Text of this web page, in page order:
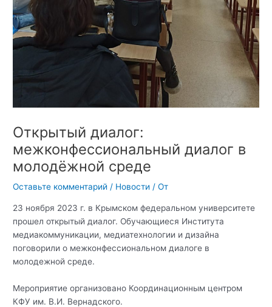
Открытый диалог:
межконфессиональный диалог в
молодёжной среде
Оставьте комментарий / Новости / От
23 ноября 2023 г. в Крымском федеральном университете
прошел открытый диалог. Обучающиеся Института
медиакоммуникации, медиатехнологии и дизайна
поговорили о межконфессиональном диалоге в
молодежной среде.
Мероприятие организовано Координационным центром
КФУ им. В.И. Вернадского.